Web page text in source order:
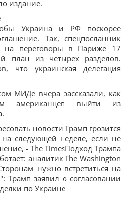
издание.
Украина и РФ поскорее
Так, спецпосланник
на переговоры в Париже 17
план из четырех разделов.
что украинская делегация
МИДе вчера рассказали, как
американцев выйти из
новости:Трамп грозится
следующей неделе, если не
- The TimesПодход Трампа
аналитик The Washington
нужно встретиться на
Трамп заявил о согласовании
по Украине